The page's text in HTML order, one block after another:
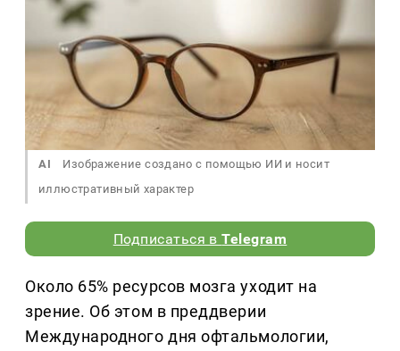
AI
Изображение создано с помощью ИИ и носит
иллюстративный характер
Подписаться вTelegram
Около 65% ресурсов мозга уходит на
зрение. Об этом в преддверии
Международного дня офтальмологии,